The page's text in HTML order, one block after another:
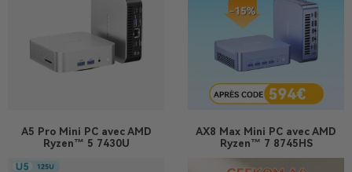
A5 ProMini PC avec AMD
Ryzen™ 5 7430U
AX8 Max Mini PC avec AMD
Ryzen™ 7 8745HS